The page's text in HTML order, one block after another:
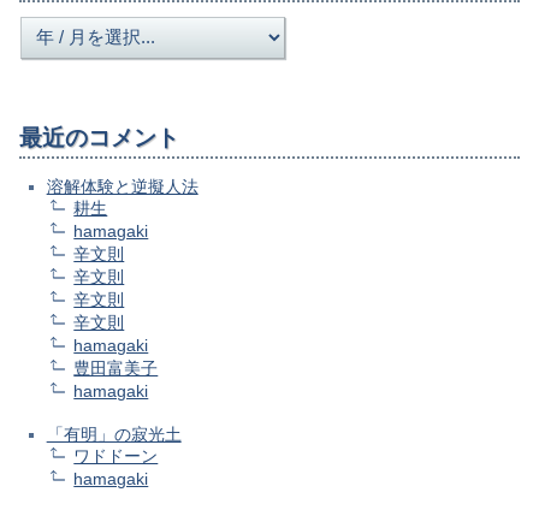
最近のコメント
溶解体験と逆擬人法
耕生
hamagaki
辛文則
辛文則
辛文則
辛文則
hamagaki
豊田富美子
hamagaki
「有明」の寂光土
ワドドーン
hamagaki